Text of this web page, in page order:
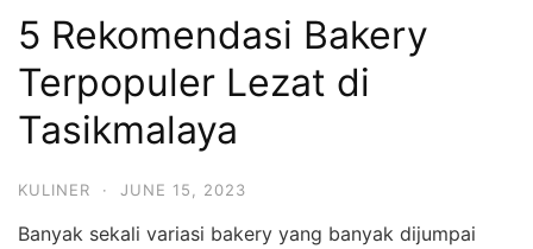
5 Rekomendasi Bakery
Terpopuler Lezat di
Tasikmalaya
KULINER · JUNE 15, 2023
Banyak sekali variasi bakery yang banyak dijumpai